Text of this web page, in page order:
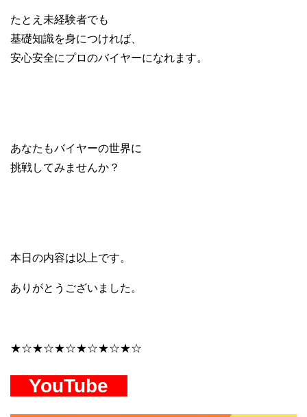
たとえ未経験者でも
基礎知識を身につければ、
安心安全にプロのバイヤーになれます。
あなたもバイヤーの世界に
挑戦してみませんか？
本日の内容は以上です。
ありがとうございました。
★☆★☆★☆★☆★☆★☆
YouTube